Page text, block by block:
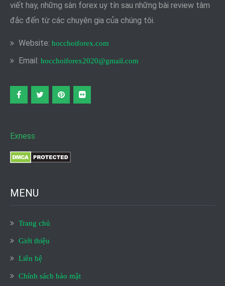
viết hay, những sàn forex uy tín sau những bài review tâm
đắc đến từ các chuyên gia của chúng tôi.
Website: hocchoiforex.com
Email: hocchoiforex2020@gmail.com
Exness
MENU
Trang chủ
Giới thiệu
Liên hệ
Chính sách bảo mật